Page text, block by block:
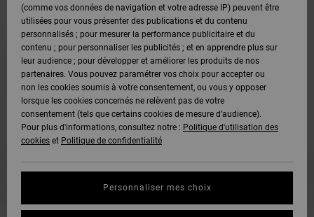
(comme vos données de navigation et votre adresse IP) peuvent être
utilisées pour vous présenter des publications et du contenu
personnalisés ; pour mesurer la performance publicitaire et du
contenu ; pour personnaliser les publicités ; et en apprendre plus sur
leur audience ; pour développer et améliorer les produits de nos
partenaires. Vous pouvez paramétrer vos choix pour accepter ou
non les cookies soumis à votre consentement, ou vous y opposer
lorsque les cookies concernés ne relèvent pas de votre
consentement (tels que certains cookies de mesure d’audience).
Pour plus d'informations, consultez notre : Politique d'utilisation des
cookies et Politique de confidentialité
Personnaliser mes choix